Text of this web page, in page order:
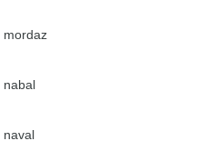
mordaz
nabal
naval